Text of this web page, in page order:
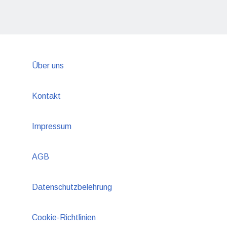
Über uns
Kontakt
Impressum
AGB
Datenschutzbelehrung
Cookie-Richtlinien